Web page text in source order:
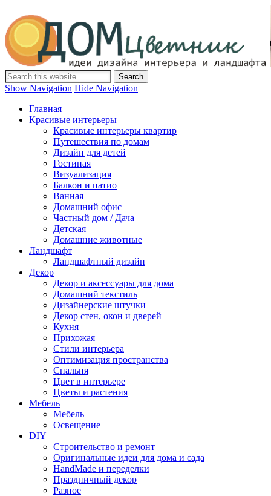
Дом-Цветник
Дизайн интерьера и ландшафта, декор и обустройство дома.
Идеи со всего мира.
Show Navigation Hide Navigation
Главная
Красивые интерьеры
Красивые интерьеры квартир
Путешествия по домам
Дизайн для детей
Гостиная
Визуализация
Балкон и патио
Ванная
Домашний офис
Частный дом / Дача
Детская
Домашние животные
Ландшафт
Ландшафтный дизайн
Декор
Декор и аксессуары для дома
Домашний текстиль
Дизайнерские штучки
Декор стен, окон и дверей
Кухня
Прихожая
Стили интерьера
Оптимизация пространства
Спальня
Цвет в интерьере
Цветы и растения
Мебель
Мебель
Освещение
DIY
Строительство и ремонт
Оригинальные идеи для дома и сада
HandMade и переделки
Праздничный декор
Разное